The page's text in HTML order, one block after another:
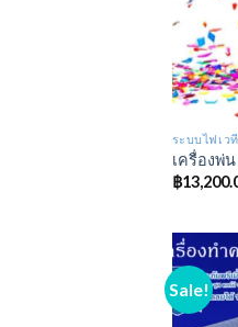
ระบบไฟเวที
เครื่องพ่
฿
Sale!